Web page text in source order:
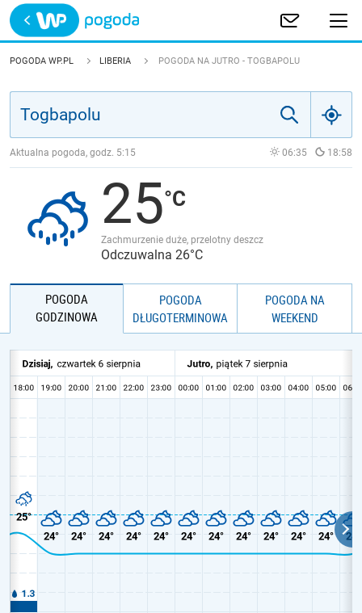
Trwa ładowanie
POLSKA
JAKOŚĆ POWIETRZA
POGODA WP.PL LIBERIA POGODA NA JUTRO - TOGBAPOLU
Aktualna pogoda, godz. 5:15 06:35 18:58
25
Zachmurzenie duże, przelotny deszcz
Odczuwalna 26°C
POGODA
GODZINOWA
POGODA
DŁUGOTERMINOWA
POGODA NA
WEEKEND